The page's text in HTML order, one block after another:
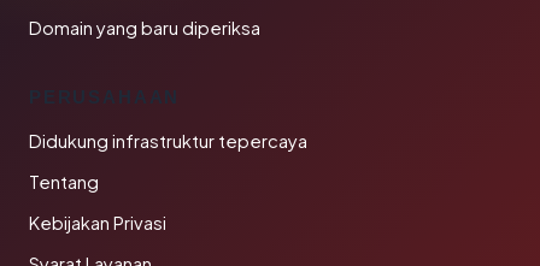
Domain yang baru diperiksa
PERUSAHAAN
Didukung infrastruktur tepercaya
Tentang
Kebijakan Privasi